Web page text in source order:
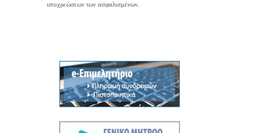
υποχρεώσεων των ασφαλισμένων.